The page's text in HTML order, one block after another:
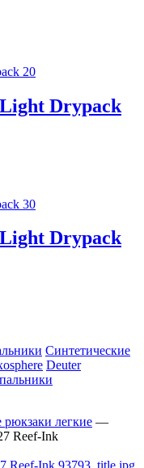
Drypack
Drypack
Синтетические
Deuter
рюкзаки легкие —
Reef-Ink